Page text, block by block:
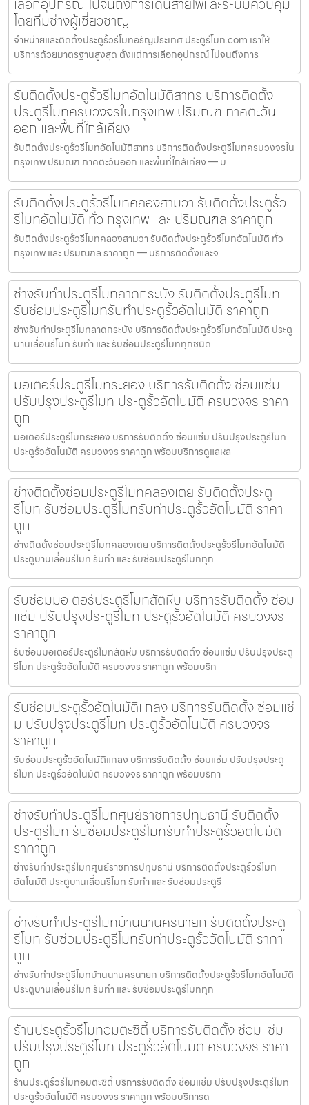
โดยทีมช่างผู้เชี่ยวชาญ
จำหน่ายและติดตั้งประตูรั้วรีโมทอรัญประเทศ ประตูรีโมท.com เราให้
บริการด้วยมาตรฐานสูงสุด ตั้งแต่การเลือกอุปกรณ์ ไปจนถึงการ
รับติดตั้งประตูรั้วรีโมทอัตโนมัติสาทร บริการติดตั้ง
ประตูรีโมทครบวงจรในกรุงเทพ ปริมณฑ ภาคตะวัน
ออก และพื้นที่ใกล้เคียง
รับติดตั้งประตูรั้วรีโมทอัตโนมัติสาทร บริการติดตั้งประตูรีโมทครบวงจรใน
กรุงเทพ ปริมณฑ ภาคตะวันออก และพื้นที่ใกล้เคียง — บ
รับติดตั้งประตูรั้วรีโมทคลองสามวา รับติดตั้งประตูรั้ว
รีโมทอัตโนมัติ ทั่ว กรุงเทพ และ ปริมณฑล ราคาถูก
รับติดตั้งประตูรั้วรีโมทคลองสามวา รับติดตั้งประตูรั้วรีโมทอัตโนมัติ ทั่ว
กรุงเทพ และ ปริมณฑล ราคาถูก — บริการติดตั้งและจ
ช่างรับทำประตูรีโมทลาดกระบัง รับติดตั้งประตูรีโมท
รับซ่อมประตูรีโมทรับทำประตูรั้วอัตโนมัติ ราคาถูก
ช่างรับทำประตูรีโมทลาดกระบัง บริการติดตั้งประตูรั้วรีโมทอัตโนมัติ ประตู
บานเลื่อนรีโมท รับทำ และ รับซ่อมประตูรีโมททุกชนิด
มอเตอร์ประตูรีโมทระยอง บริการรับติดตั้ง ซ่อมแซ่ม
ปรับปรุงประตูรีโมท ประตูรั้วอัตโนมัติ ครบวงจร ราคา
ถูก
มอเตอร์ประตูรีโมทระยอง บริการรับติดตั้ง ซ่อมแซ่ม ปรับปรุงประตูรีโมท
ประตูรั้วอัตโนมัติ ครบวงจร ราคาถูก พร้อมบริการดูแลหล
ช่างติดตั้งซ่อมประตูรีโมทคลองเตย รับติดตั้งประตู
รีโมท รับซ่อมประตูรีโมทรับทำประตูรั้วอัตโนมัติ ราคา
ถูก
ช่างติดตั้งซ่อมประตูรีโมทคลองเตย บริการติดตั้งประตูรั้วรีโมทอัตโนมัติ
ประตูบานเลื่อนรีโมท รับทำ และ รับซ่อมประตูรีโมททุก
รับซ่อมมอเตอร์ประตูรีโมทสัตหีบ บริการรับติดตั้ง ซ่อม
แซ่ม ปรับปรุงประตูรีโมท ประตูรั้วอัตโนมัติ ครบวงจร
ราคาถูก
รับซ่อมมอเตอร์ประตูรีโมทสัตหีบ บริการรับติดตั้ง ซ่อมแซ่ม ปรับปรุงประตู
รีโมท ประตูรั้วอัตโนมัติ ครบวงจร ราคาถูก พร้อมบริก
รับซ่อมประตูรั้วอัตโนมัติแกลง บริการรับติดตั้ง ซ่อมแซ่
ม ปรับปรุงประตูรีโมท ประตูรั้วอัตโนมัติ ครบวงจร
ราคาถูก
รับซ่อมประตูรั้วอัตโนมัติแกลง บริการรับติดตั้ง ซ่อมแซ่ม ปรับปรุงประตู
รีโมท ประตูรั้วอัตโนมัติ ครบวงจร ราคาถูก พร้อมบริกา
ช่างรับทำประตูรีโมทศุนย์ราชการปทุมธานี รับติดตั้ง
ประตูรีโมท รับซ่อมประตูรีโมทรับทำประตูรั้วอัตโนมัติ
ราคาถูก
ช่างรับทำประตูรีโมทศุนย์ราชการปทุมธานี บริการติดตั้งประตูรั้วรีโมท
อัตโนมัติ ประตูบานเลื่อนรีโมท รับทำ และ รับซ่อมประตูรี
ช่างรับทำประตูรีโมทบ้านนานครนายก รับติดตั้งประตู
รีโมท รับซ่อมประตูรีโมทรับทำประตูรั้วอัตโนมัติ ราคา
ถูก
ช่างรับทำประตูรีโมทบ้านนานครนายก บริการติดตั้งประตูรั้วรีโมทอัตโนมัติ
ประตูบานเลื่อนรีโมท รับทำ และ รับซ่อมประตูรีโมททุก
ร้านประตูรั้วรีโมทอมตะซิตี้ บริการรับติดตั้ง ซ่อมแซ่ม
ปรับปรุงประตูรีโมท ประตูรั้วอัตโนมัติ ครบวงจร ราคา
ถูก
ร้านประตูรั้วรีโมทอมตะซิตี้ บริการรับติดตั้ง ซ่อมแซ่ม ปรับปรุงประตูรีโมท
ประตูรั้วอัตโนมัติ ครบวงจร ราคาถูก พร้อมบริการด